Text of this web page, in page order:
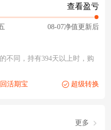
查看盈亏
08-07净值更新后
不同，持有394天以上时，购
活期宝 超级转换
更多